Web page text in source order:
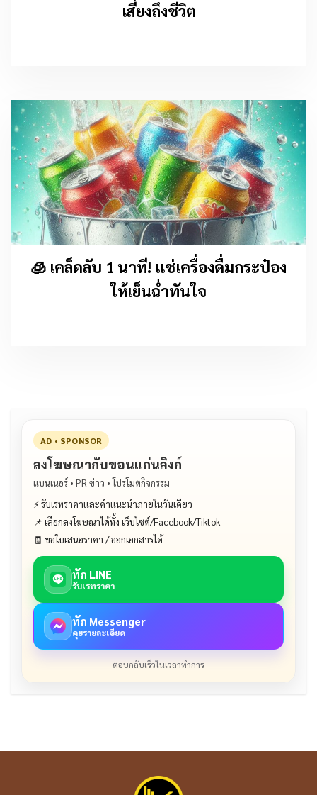
เสี่ยงถึงชีวิต
🧊 เคล็ดลับ 1 นาที! แช่เครื่องดื่มกระป๋อง
ให้เย็นฉ่ำทันใจ
AD • SPONSOR
ลงโฆษณากับขอนแก่นลิงก์
แบนเนอร์ • PR ข่าว • โปรโมตกิจกรรม
⚡ รับเรทราคาและคำแนะนำภายในวันเดียว
📌 เลือกลงโฆษณาได้ทั้ง เว็บไซต์/Facebook/Tiktok
🧾 ขอใบเสนอราคา / ออกเอกสารได้
ทัก LINE
รับเรทราคา
ทัก Messenger
คุยรายละเอียด
ตอบกลับเร็วในเวลาทำการ